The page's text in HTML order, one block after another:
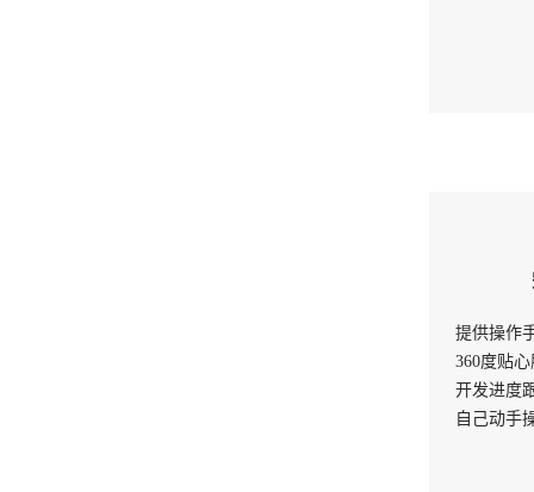
提供操作
360度贴
开发进度
自己动手